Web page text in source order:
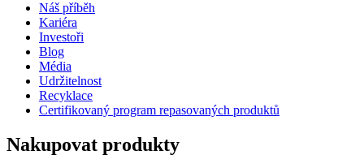
Náš příběh
Kariéra
Investoři
Blog
Média
Udržitelnost
Recyklace
Certifikovaný program repasovaných produktů
Nakupovat produkty